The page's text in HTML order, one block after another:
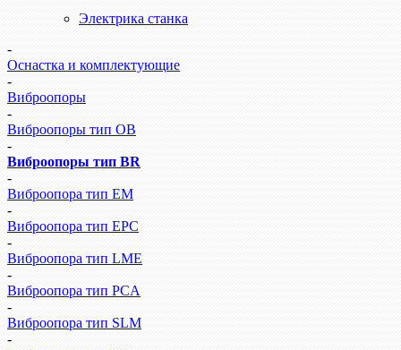
Электрика станка
-
Оснастка и комплектующие
-
Виброопоры
-
Виброопоры тип ОВ
-
Виброопоры тип BR
-
Виброопора тип EM
-
Виброопора тип EPC
-
Виброопора тип LME
-
Виброопора тип PCA
-
Виброопора тип SLM
-